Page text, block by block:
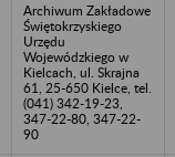
Archiwum Zakładowe
Świętokrzyskiego
Urzędu
Wojewódzkiego w
Kielcach, ul. Skrajna
61, 25-650 Kielce, tel.
(041) 342-19-23,
347-22-80, 347-22-
90